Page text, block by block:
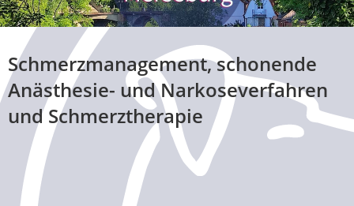
Schmerzmanagement, schonende
Anästhesie- und Narkoseverfahren
und Schmerztherapie